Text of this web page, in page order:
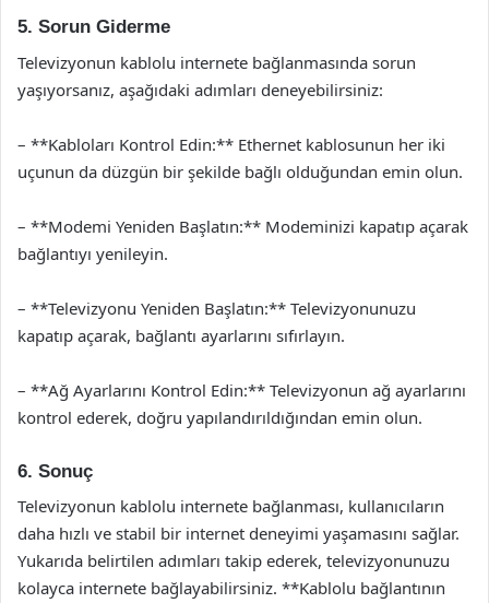
5. Sorun Giderme
Televizyonun kablolu internete bağlanmasında sorun
yaşıyorsanız, aşağıdaki adımları deneyebilirsiniz:
– **Kabloları Kontrol Edin:** Ethernet kablosunun her iki
uçunun da düzgün bir şekilde bağlı olduğundan emin olun.
– **Modemi Yeniden Başlatın:** Modeminizi kapatıp açarak
bağlantıyı yenileyin.
– **Televizyonu Yeniden Başlatın:** Televizyonunuzu
kapatıp açarak, bağlantı ayarlarını sıfırlayın.
– **Ağ Ayarlarını Kontrol Edin:** Televizyonun ağ ayarlarını
kontrol ederek, doğru yapılandırıldığından emin olun.
6. Sonuç
Televizyonun kablolu internete bağlanması, kullanıcıların
daha hızlı ve stabil bir internet deneyimi yaşamasını sağlar.
Yukarıda belirtilen adımları takip ederek, televizyonunuzu
kolayca internete bağlayabilirsiniz. **Kablolu bağlantının